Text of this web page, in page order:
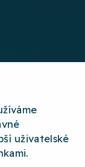
uživatelské